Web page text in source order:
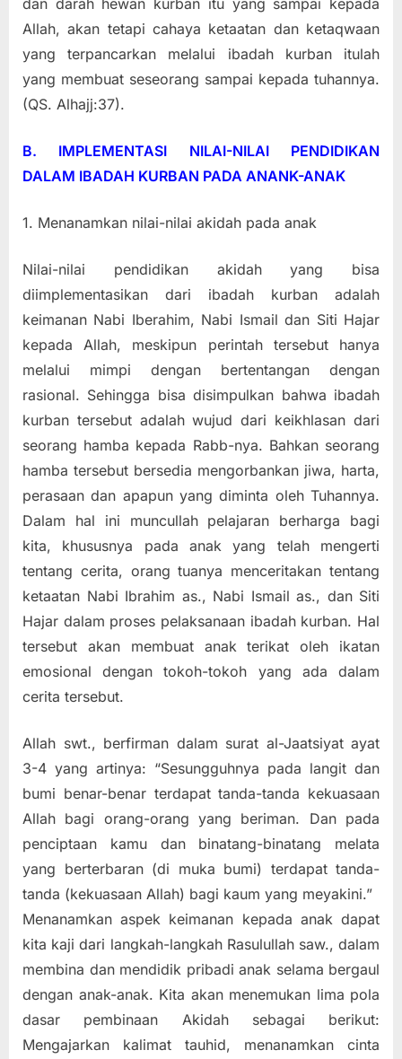
Allah, akan tetapi cahaya ketaatan dan ketaqwaan
yang terpancarkan melalui ibadah kurban itulah
yang membuat seseorang sampai kepada tuhannya.
(QS. Alhajj:37).
B. IMPLEMENTASI NILAI-NILAI PENDIDIKAN
DALAM IBADAH KURBAN PADA ANANK-ANAK
1. Menanamkan nilai-nilai akidah pada anak
Nilai-nilai pendidikan akidah yang bisa
diimplementasikan dari ibadah kurban adalah
keimanan Nabi Iberahim, Nabi Ismail dan Siti Hajar
kepada Allah, meskipun perintah tersebut hanya
melalui mimpi dengan bertentangan dengan
rasional. Sehingga bisa disimpulkan bahwa ibadah
kurban tersebut adalah wujud dari keikhlasan dari
seorang hamba kepada Rabb-nya. Bahkan seorang
hamba tersebut bersedia mengorbankan jiwa, harta,
perasaan dan apapun yang diminta oleh Tuhannya.
Dalam hal ini muncullah pelajaran berharga bagi
kita, khususnya pada anak yang telah mengerti
tentang cerita, orang tuanya menceritakan tentang
ketaatan Nabi Ibrahim as., Nabi Ismail as., dan Siti
Hajar dalam proses pelaksanaan ibadah kurban. Hal
tersebut akan membuat anak terikat oleh ikatan
emosional dengan tokoh-tokoh yang ada dalam
cerita tersebut.
Allah swt., berfirman dalam surat al-Jaatsiyat ayat
3-4 yang artinya: “Sesungguhnya pada langit dan
bumi benar-benar terdapat tanda-tanda kekuasaan
Allah bagi orang-orang yang beriman. Dan pada
penciptaan kamu dan binatang-binatang melata
yang berterbaran (di muka bumi) terdapat tanda-
tanda (kekuasaan Allah) bagi kaum yang meyakini.”
Menanamkan aspek keimanan kepada anak dapat
kita kaji dari langkah-langkah Rasulullah saw., dalam
membina dan mendidik pribadi anak selama bergaul
dengan anak-anak. Kita akan menemukan lima pola
dasar pembinaan Akidah sebagai berikut:
Mengajarkan kalimat tauhid, menanamkan cinta